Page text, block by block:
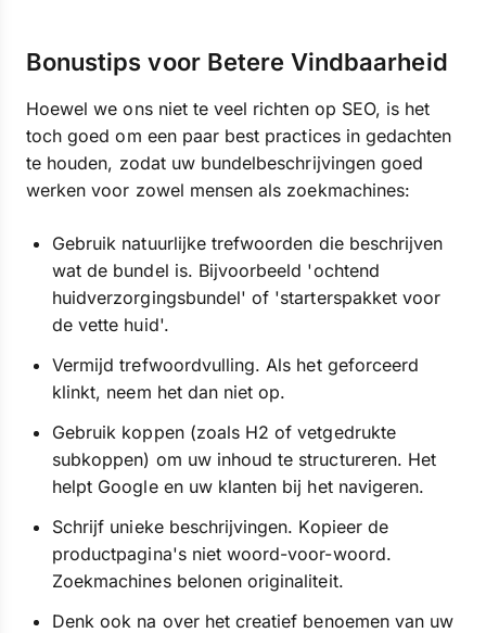
Bonustips voor Betere Vindbaarheid
Hoewel we ons niet te veel richten op SEO, is het
toch goed om een paar best practices in gedachten
te houden, zodat uw bundelbeschrijvingen goed
werken voor zowel mensen als zoekmachines:
Gebruik natuurlijke trefwoorden die beschrijven
wat de bundel is. Bijvoorbeeld 'ochtend
huidverzorgingsbundel' of 'starterspakket voor
de vette huid'.
Vermijd trefwoordvulling. Als het geforceerd
klinkt, neem het dan niet op.
Gebruik koppen (zoals H2 of vetgedrukte
subkoppen) om uw inhoud te structureren. Het
helpt Google en uw klanten bij het navigeren.
Schrijf unieke beschrijvingen. Kopieer de
productpagina's niet woord-voor-woord.
Zoekmachines belonen originaliteit.
Denk ook na over het creatief benoemen van uw